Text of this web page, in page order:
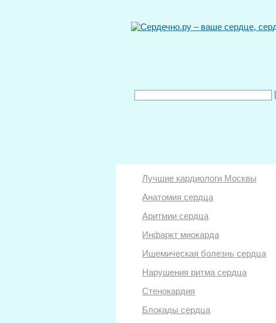
Лучшие кардиологи Москвы
Анатомия сердца
Аритмии сердца
Инфаркт миокарда
Ишемическая болезнь сердца
Нарушения ритма сердца
Стенокардия
Блокады сердца